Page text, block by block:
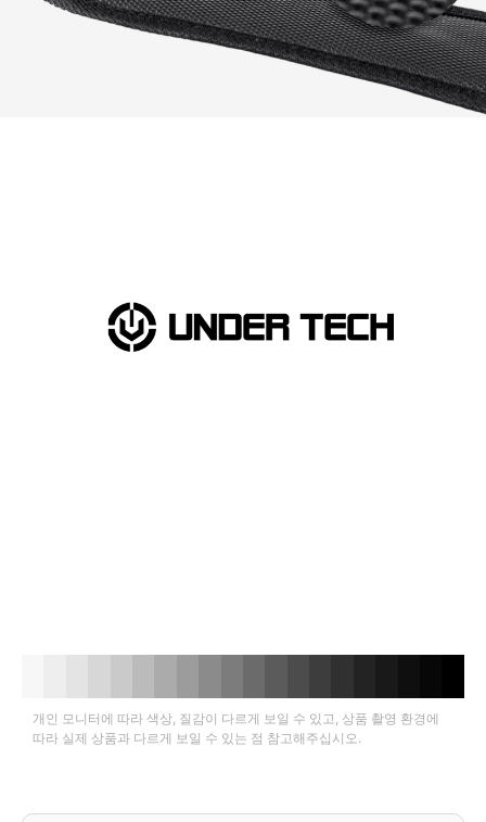
개인 모니터에 따라 색상, 질감이 다르게 보일 수 있고, 상품 촬영 환경에
따라 실제 상품과 다르게 보일 수 있는 점 참고해주십시오.